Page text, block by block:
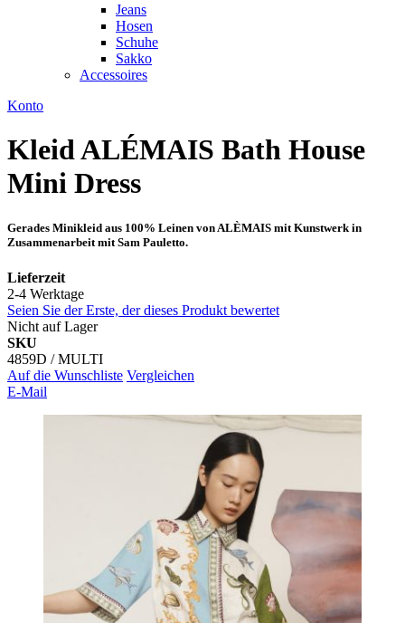
Jeans
Hosen
Schuhe
Sakko
Accessoires
Konto
Kleid ALÉMAIS Bath House
Mini Dress
Gerades Minikleid aus 100% Leinen von ALÈMAIS mit Kunstwerk in
Zusammenarbeit mit Sam Pauletto.
Lieferzeit
2-4 Werktage
Seien Sie der Erste, der dieses Produkt bewertet
Nicht auf Lager
SKU
4859D / MULTI
Auf die Wunschliste Vergleichen
E-Mail